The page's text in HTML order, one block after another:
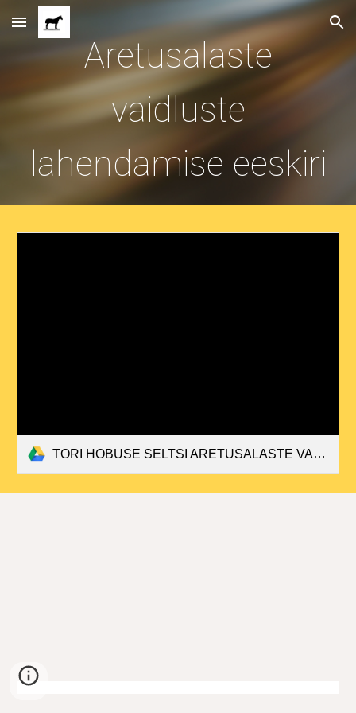
Skip to main content Skip to navigation
Aretusalaste
vaidluste
lahendamise eeskiri
TORI HOBUSE SELTSI ARETUSALASTE VAIDLUSTE LAHENDAMISE EESKIRI.docx